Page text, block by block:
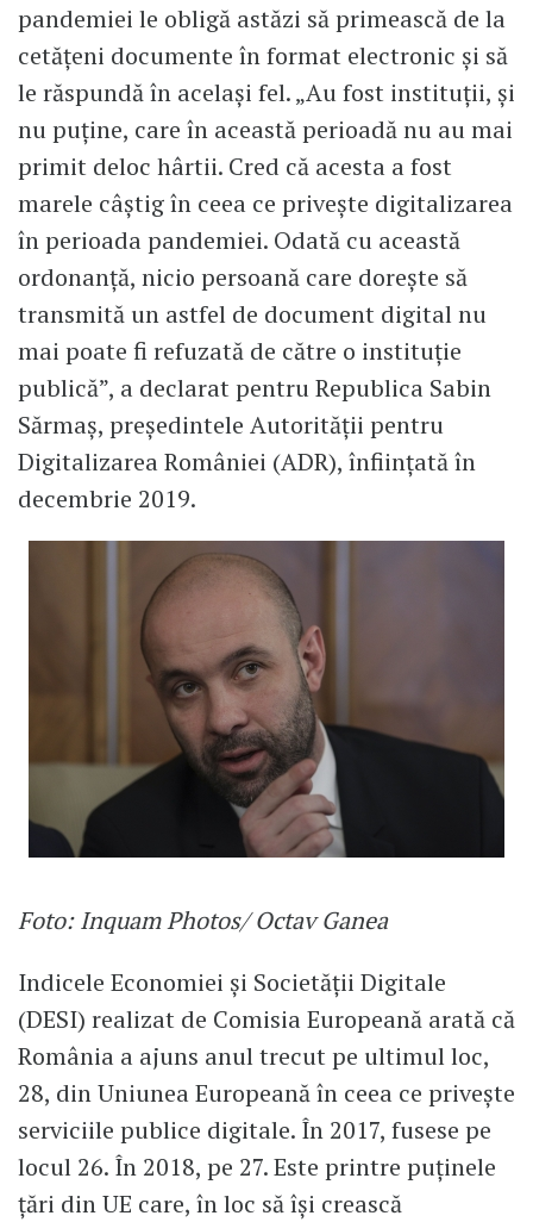
pandemiei le obligă astăzi să primească de la
cetățeni documente în format electronic și să
le răspundă în același fel. „Au fost instituții, și
nu puține, care în această perioadă nu au mai
primit deloc hârtii. Cred că acesta a fost
marele câștig în ceea ce privește digitalizarea
în perioada pandemiei. Odată cu această
ordonanță, nicio persoană care dorește să
transmită un astfel de document digital nu
mai poate fi refuzată de către o instituție
publică”, a declarat pentru Republica Sabin
Sărmaș, președintele Autorității pentru
Digitalizarea României (ADR), înființată în
decembrie 2019.
Foto: Inquam Photos/ Octav Ganea
Indicele Economiei și Societății Digitale
(DESI) realizat de Comisia Europeană arată că
România a ajuns anul trecut pe ultimul loc,
28, din Uniunea Europeană în ceea ce privește
serviciile publice digitale. În 2017, fusese pe
locul 26. În 2018, pe 27. Este printre puținele
țări din UE care, în loc să își crească